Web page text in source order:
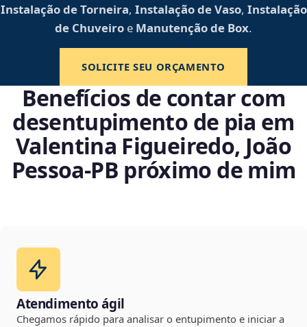
Instalação de Torneira, Instalação de Vaso, Instalação
de Chuveiro e Manutenção de Box.
SOLICITE SEU ORÇAMENTO
Benefícios de contar com
desentupimento de pia em
Valentina Figueiredo, João
Pessoa‑PB próximo de mim
Atendimento ágil
Chegamos rápido para analisar o entupimento e iniciar a